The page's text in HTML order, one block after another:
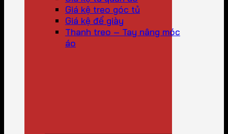
Giá kệ treo góc tủ
Giá kệ để giày
Thanh treo – Tay nâng móc
áo